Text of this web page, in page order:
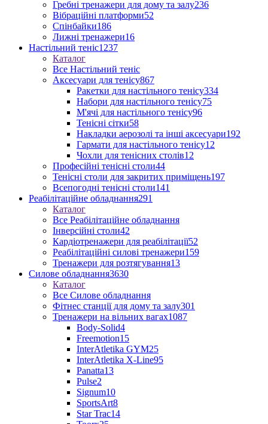
Гребні тренажери для дому та залу236
Вібраційні платформи52
Спінбайки186
Лижні тренажери16
Настільний теніс1237
Каталог
Все Настільний теніс
Аксесуари для тенісу867
Ракетки для настільного тенісу334
Набори для настільного тенісу75
М'ячі для настільного тенісу96
Тенісні сітки58
Накладки аерозолі та інші аксесуари192
Гармати для настільного тенісу12
Чохли для тенісних столів12
Професійні тенісні столи44
Тенісні столи для закритих приміщень197
Всепогодні тенісні столи141
Реабілітаційне обладнання291
Каталог
Все Реабілітаційне обладнання
Інверсійні столи42
Кардіотренажери для реабілітації52
Реабілітаційні силові тренажери159
Тренажери для розтягування13
Силове обладнання3630
Каталог
Все Силове обладнання
Фітнес станції для дому та залу301
Тренажери на вільних вагах1087
Body-Solid4
Freemotion15
InterAtletika GYM25
InterAtletika X-Line95
Panatta13
Pulse2
Signum10
SportsArt8
Star Trac14